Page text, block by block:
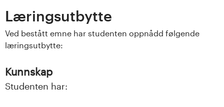
e
t
n
Læringsutbytte
Ved bestått emne har studenten oppnådd følgende
læringsutbytte:
Kunnskap
Studenten har: